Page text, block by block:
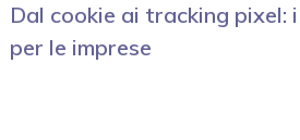
Dal cookie ai tracking pixel:
per le imprese